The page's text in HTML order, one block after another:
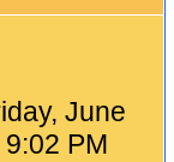
June
PM